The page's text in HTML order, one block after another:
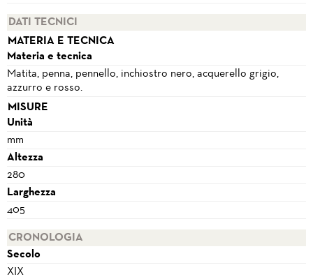
DATI TECNICI
MATERIA E TECNICA
Materia e tecnica
Matita, penna, pennello, inchiostro nero, acquerello grigio,
azzurro e rosso.
MISURE
Unità
mm
Altezza
280
Larghezza
405
CRONOLOGIA
Secolo
XIX